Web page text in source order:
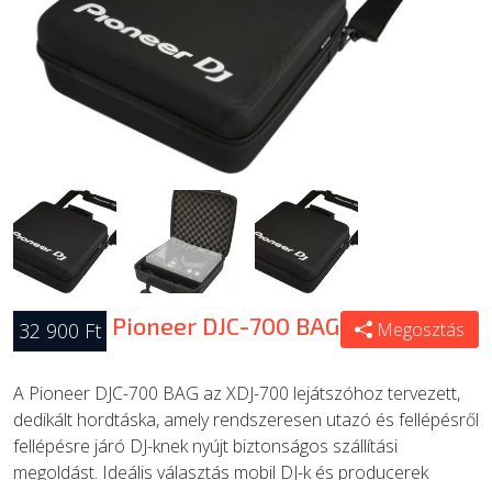
32 900 Ft Pioneer DJC-700 BAG Megosztás
A Pioneer DJC-700 BAG az XDJ-700 lejátszóhoz tervezett,
dedikált hordtáska, amely rendszeresen utazó és fellépésről
fellépésre járó DJ-knek nyújt biztonságos szállítási
megoldást. Ideális választás mobil DJ-k és producerek